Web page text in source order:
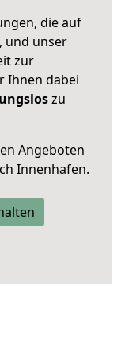
die auf
und unser
zur
Ihnen dabei
zu
Angeboten
Innenhafen.